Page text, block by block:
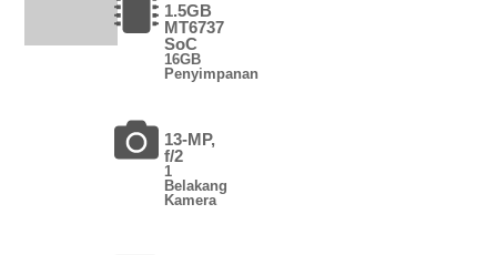
1.5GB
MT6737
SoC
16GB
Penyimpanan
13-MP,
f/2
1
Belakang
Kamera